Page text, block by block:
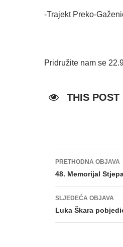
-Trajekt Preko-
Pridružite nam se
THIS POST
Navigacija
objava
PRETHODNA OBJAVA
48. Memorijal
SLJEDEĆA OBJAVA
Luka Škara